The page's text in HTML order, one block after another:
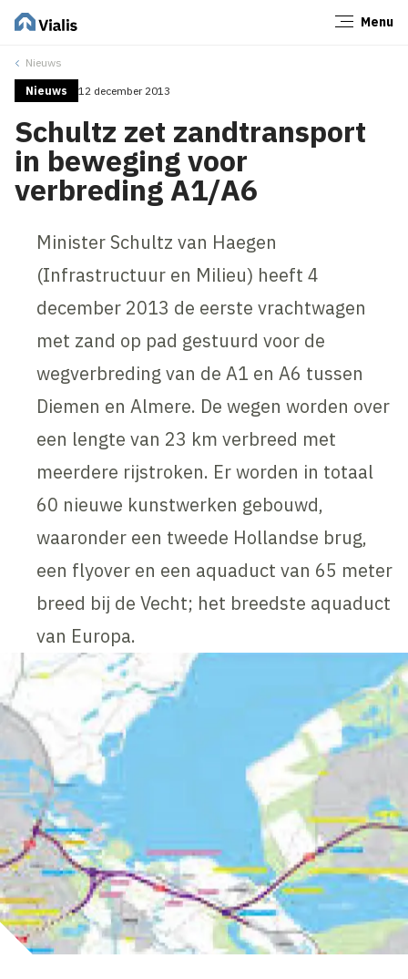
Menu
Nieuws
Nieuws 12 december 2013
Schultz zet zandtransport
in beweging voor
verbreding A1/A6
Minister Schultz van Haegen
(Infrastructuur en Milieu) heeft 4
december 2013 de eerste vrachtwagen
met zand op pad gestuurd voor de
wegverbreding van de A1 en A6 tussen
Diemen en Almere. De wegen worden over
een lengte van 23 km verbreed met
meerdere rijstroken. Er worden in totaal
60 nieuwe kunstwerken gebouwd,
waaronder een tweede Hollandse brug,
een flyover en een aquaduct van 65 meter
breed bij de Vecht; het breedste aquaduct
van Europa.
Sluiten